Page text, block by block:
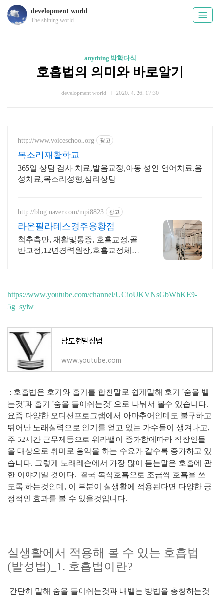
development world
The shining world
anything 박학다식
호흡법의 의미와 바로알기
development world 2020. 4. 26. 17:30
http://www.voiceschool.org 광고
목소리재활학교
365일 상담 검사 치료,발음교정,아동 성인 언어치료,음
성치료,목소리성형,심리상담
http://blog.naver.com/mpi8823 광고
라온필라테스경주용황점
척추측만, 재활및통증, 호흡교정,골
반교정,12년경력원장,호흡교정체험
https://www.youtube.com/channel/UCioUKVNsGbWhKE9-
5g_syiw
남도현발성법
www.youtube.com
: 호흡법은 호기와 흡기를 합친말로 쉽게말해 호기 '숨을 뱉
는것'과 흡기 '숨을 들이쉬는것' 으로 나눠서 볼수 있습니다.
요즘 다양한 오디션프로그램에서 아마추어인데도 불구하고
뛰어난 노래실력으로 인기를 얻고 있는 가수들이 생겨나고,
주 52시간 근무제등으로 워라밸이 증가함에따라 직장인들
을 대상으로 취미로 음악을 하는 수요가 갈수록 증가하고 있
습니다. 그렇게 노래레슨에서 가장 많이 듣는말은 호흡에 관
한 이야기일 것이다. 결국 복식호흡으로 조금씩 호흡을 쓰
도록 하는것인데, 이 부분이 실생활에 적용된다면 다양한 긍
정적인 효과를 볼 수 있을것입니다.
실생활에서 적용해 볼 수 있는 호흡법
(발성법)_1. 호흡법이란?
간단히 말해 숨을 들이쉬는것과 내뱉는 방법을 총칭하는것